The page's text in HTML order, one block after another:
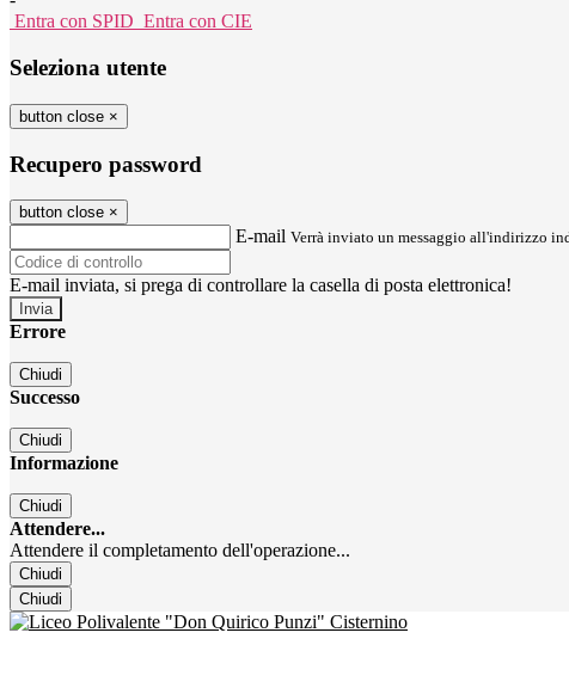
Entra con SPID Entra con CIE
Seleziona utente
button close ×
Recupero password
button close ×
E-mail Verrà inviato un messaggio all'indirizzo
E-mail inviata, si prega di controllare la casella di posta elettronica!
Errore
Chiudi
Successo
Chiudi
Informazione
Chiudi
Attendere...
Attendere il completamento dell'operazione...
Chiudi
Chiudi